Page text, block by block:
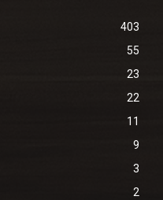
403
55
23
22
11
9
3
2